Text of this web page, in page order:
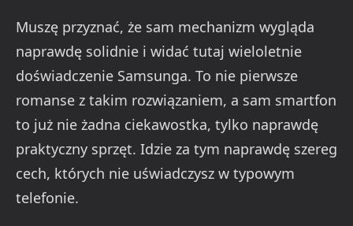
Muszę przyznać, że sam mechanizm wygląda
naprawdę solidnie i widać tutaj wieloletnie
doświadczenie Samsunga. To nie pierwsze
romanse z takim rozwiązaniem, a sam smartfon
to już nie żadna ciekawostka, tylko naprawdę
praktyczny sprzęt. Idzie za tym naprawdę szereg
cech, których nie uświadczysz w typowym
telefonie.